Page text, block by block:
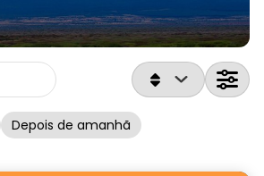
Depois de amanhã